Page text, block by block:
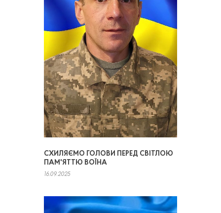
СХИЛЯЄМО ГОЛОВИ ПЕРЕД СВІТЛОЮ
ПАМ'ЯТТЮ ВОЇНА
16.09.2025